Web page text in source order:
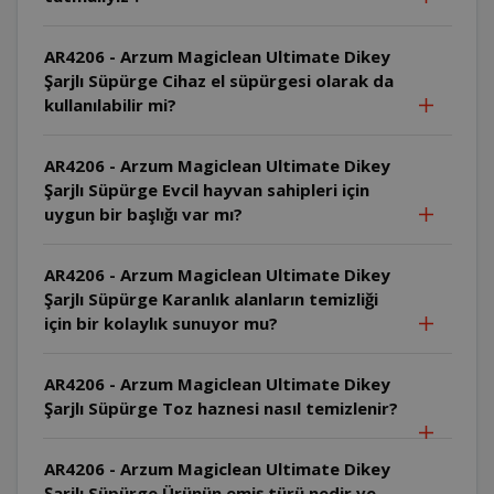
AR4206 - Arzum Magiclean Ultimate Dikey
Şarjlı Süpürge Cihaz el süpürgesi olarak da
kullanılabilir mi?
AR4206 - Arzum Magiclean Ultimate Dikey
Şarjlı Süpürge Evcil hayvan sahipleri için
uygun bir başlığı var mı?
AR4206 - Arzum Magiclean Ultimate Dikey
Şarjlı Süpürge Karanlık alanların temizliği
için bir kolaylık sunuyor mu?
AR4206 - Arzum Magiclean Ultimate Dikey
Şarjlı Süpürge Toz haznesi nasıl temizlenir?
AR4206 - Arzum Magiclean Ultimate Dikey